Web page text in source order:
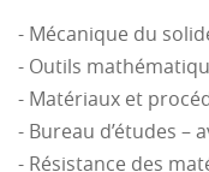
Pour la partie
De poser un cahier
identifiant les
- Mécanique du
- Outils
- Matériaux et
- Bureau d’études –
- Résistance des